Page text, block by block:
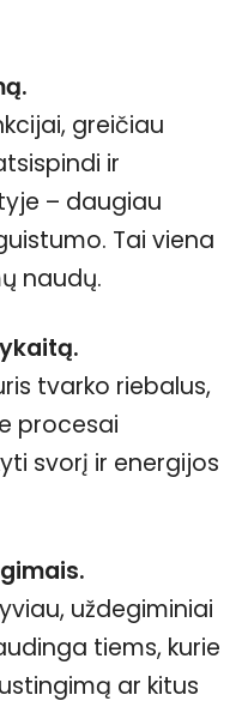
greičiau
ir
– daugiau
Tai viena
naudų.
tvarko riebalus,
procesai
svorį ir energijos
uždegiminiai
tiems, kurie
ar kitus